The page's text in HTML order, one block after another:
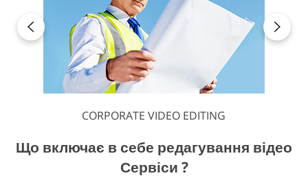
CORPORATE VIDEO EDITING
Що включає в себе редагування відео
Сервіси ?